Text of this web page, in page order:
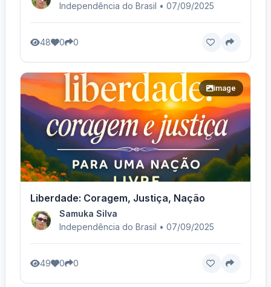
Independência do Brasil • 07/09/2025
48 0 0
image
Liberdade: Coragem, Justiça, Nação
Samuka Silva
Independência do Brasil • 07/09/2025
49 0 0